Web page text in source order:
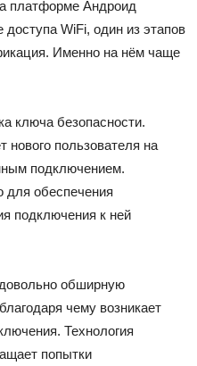
платформе Андроид
доступа WiFi, один из этапов
Именно на нём чаще
ключа безопасности.
нового пользователя на
подключением.
обеспечения
подключения к ней
обширную
чему возникает
Технология
попытки